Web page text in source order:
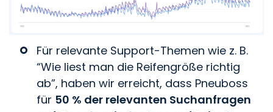
Für relevante Support-Themen wie z. B.
“Wie liest man die Reifengröße richtig
ab”, haben wir erreicht, dass Pneuboss
für 50 % der relevanten Suchanfragen